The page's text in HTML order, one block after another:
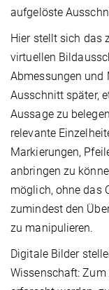
aufgelöste
Hier stellt sich das
virtuellen
Abmessungen und
Ausschnitt später,
Aussage zu
relevante
Markierungen,
anbringen zu
möglich, ohne das
zumindest den
zu manipulieren.
Digitale Bilder
Wissenschaft: